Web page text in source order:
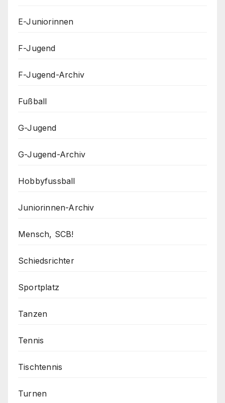
E-Juniorinnen
F-Jugend
F-Jugend-Archiv
Fußball
G-Jugend
G-Jugend-Archiv
Hobbyfussball
Juniorinnen-Archiv
Mensch, SCB!
Schiedsrichter
Sportplatz
Tanzen
Tennis
Tischtennis
Turnen